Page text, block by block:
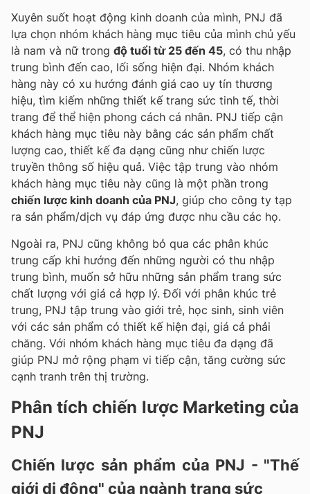
Xuyên suốt hoạt động kinh doanh của mình, PNJ đã
lựa chọn nhóm khách hàng mục tiêu của mình chủ yếu
là nam và nữ trong độ tuổi từ 25 đến 45, có thu nhập
trung bình đến cao, lối sống hiện đại. Nhóm khách
hàng này có xu hướng đánh giá cao uy tín thương
hiệu, tìm kiếm những thiết kế trang sức tinh tế, thời
trang để thể hiện phong cách cá nhân. PNJ tiếp cận
khách hàng mục tiêu này bằng các sản phẩm chất
lượng cao, thiết kế đa dạng cũng như chiến lược
truyền thông số hiệu quả. Việc tập trung vào nhóm
khách hàng mục tiêu này cũng là một phần trong
chiến lược kinh doanh của PNJ, giúp cho công ty tạp
ra sản phẩm/dịch vụ đáp ứng được nhu cầu các họ.
Ngoài ra, PNJ cũng không bỏ qua các phân khúc
trung cấp khi hướng đến những người có thu nhập
trung bình, muốn sở hữu những sản phẩm trang sức
chất lượng với giá cả hợp lý. Đối với phân khúc trẻ
trung, PNJ tập trung vào giới trẻ, học sinh, sinh viên
với các sản phẩm có thiết kế hiện đại, giá cả phải
chăng. Với nhóm khách hàng mục tiêu đa dạng đã
giúp PNJ mở rộng phạm vi tiếp cận, tăng cường sức
cạnh tranh trên thị trường.
Phân tích chiến lược Marketing của
PNJ
Chiến lược sản phẩm của PNJ - "Thế
giới di động" của ngành trang sức